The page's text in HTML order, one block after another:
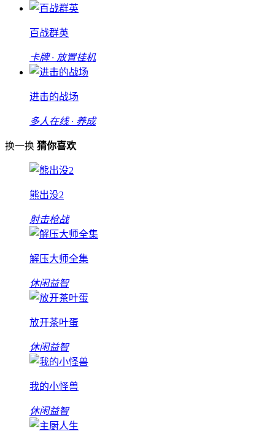
百战群英
卡牌 · 放置挂机
进击的战场
多人在线 · 养成
换一换 猜你喜欢
熊出没2
射击枪战
解压大师全集
休闲益智
放开茶叶蛋
休闲益智
我的小怪兽
休闲益智